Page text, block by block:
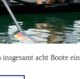
insgesamt acht Boote